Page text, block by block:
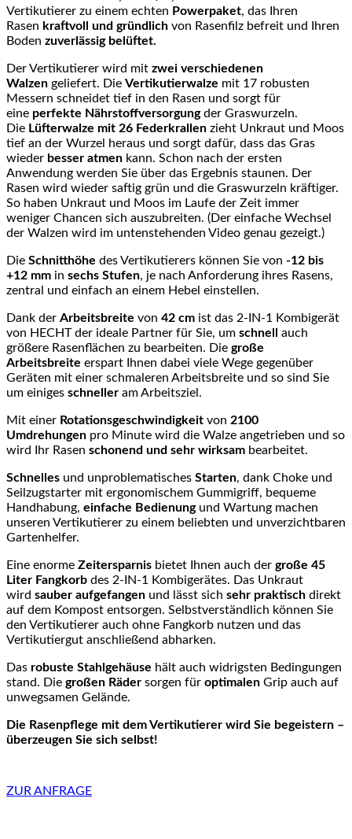
Vertikutierer zu einem echten Powerpaket, das Ihren
Rasen kraftvoll und gründlich von Rasenfilz befreit und Ihren
Boden zuverlässig belüftet.
Der Vertikutierer wird mit zwei verschiedenen
Walzen geliefert. Die Vertikutierwalze mit 17 robusten
Messern schneidet tief in den Rasen und sorgt für
eine perfekte Nährstoffversorgungder Graswurzeln.
Die Lüfterwalze mit 26 Federkrallen zieht Unkraut und Moos
tief an der Wurzel heraus und sorgt dafür, dass das Gras
wieder besser atmen kann. Schon nach der ersten
Anwendung werden Sie über das Ergebnis staunen. Der
Rasen wird wieder saftig grün und die Graswurzeln kräftiger.
So haben Unkraut und Moos im Laufe der Zeit immer
weniger Chancen sich auszubreiten. (Der einfache Wechsel
der Walzen wird im untenstehenden Video genau gezeigt.)
Die Schnitthöhe des Vertikutierers können Sie von -12 bis
+12 mm in sechs Stufen, je nach Anforderung ihres Rasens,
zentral und einfach an einem Hebel einstellen.
Dank der Arbeitsbreite von 42 cm ist das 2-IN-1 Kombigerät
von HECHT der ideale Partner für Sie, um schnell
auch
größere Rasenflächen zu bearbeiten. Die große
Arbeitsbreite erspart Ihnen dabei viele Wege gegenüber
Geräten mit einer schmaleren Arbeitsbreite und so sind Sie
um einiges schneller am Arbeitsziel.
Mit einer Rotationsgeschwindigkeit von 2100
Umdrehungen pro Minute wird die Walze angetrieben und so
wird Ihr Rasen schonend und sehr wirksam bearbeitet.
Schnelles und unproblematisches Starten, dank Choke und
Seilzugstarter mit ergonomischem Gummigriff, bequeme
Handhabung, einfache Bedienungund Wartung machen
unseren Vertikutierer zu einem beliebten und unverzichtbaren
Gartenhelfer.
Eine enorme Zeitersparnis bietet Ihnen auch der große 45
Liter Fangkorb des 2-IN-1 Kombigerätes. Das Unkraut
wird sauber aufgefangen und lässt sich sehr praktisch direkt
auf dem Kompost entsorgen. Selbstverständlich können Sie
den Vertikutierer auch ohne Fangkorb nutzen und das
Vertikutiergut anschließend abharken.
Das robuste Stahlgehäuse hält auch widrigsten Bedingungen
stand. Die großen Räder sorgen für optimalen Grip auch auf
unwegsamen Gelände.
Die Rasenpflege mit dem Vertikutierer wird Sie begeistern –
überzeugen Sie sich selbst!
ZUR ANFRAGE